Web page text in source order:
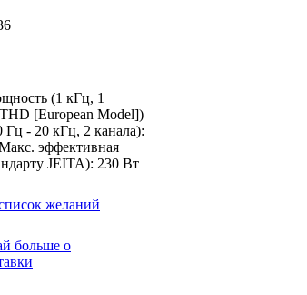
(1 кГц, 1
[European Model])
- 20 кГц, 2 канала):
эффективная
JEITA): 230 Вт
желаний
больше о